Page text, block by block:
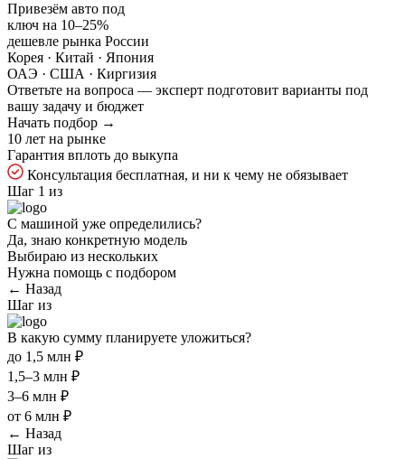
Привезём авто под
ключ на 10–25%
дешевле рынка России
Корея · Китай · Япония
ОАЭ · США · Киргизия
Ответьте на вопроса — эксперт подготовит варианты под
вашу задачу и бюджет
Начать подбор →
10 лет на рынке
Гарантия вплоть до выкупа
Консультация бесплатная, и ни к чему не обязывает
Шаг 1 из
С машиной уже определились?
Да, знаю конкретную модель
Выбираю из нескольких
Нужна помощь с подбором
← Назад
Шаг из
В какую сумму планируете уложиться?
до 1,5 млн ₽
1,5–3 млн ₽
3–6 млн ₽
от 6 млн ₽
← Назад
Шаг из